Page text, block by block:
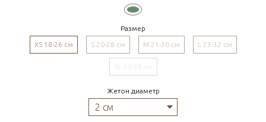
Размер
XS 18-26 см S 20-28 см M 21-30 см L 23-32 см
XL 30-36 см
Жетон диаметр